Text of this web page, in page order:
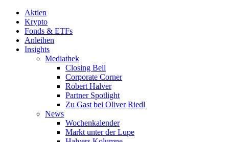
Aktien
Krypto
Fonds & ETFs
Anleihen
Insights
Mediathek
Closing Bell
Corporate Corner
Robert Halver
Partner Spotlight
Zu Gast bei Oliver Riedl
News
Wochenkalender
Markt unter der Lupe